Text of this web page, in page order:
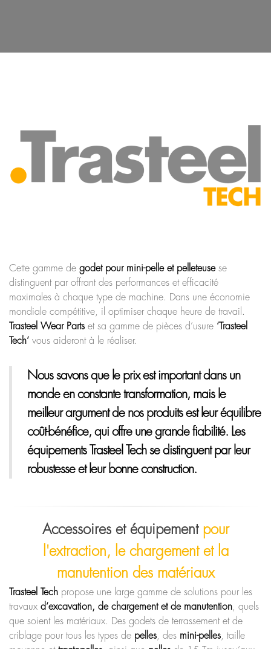
Cette gamme de godet pour mini-pelle et pelleteusese
distinguent par offrant des performances et efficacité
maximales à chaque type de machine. Dans une économie
mondiale compétitive, il optimiser chaque heure de travail.
Trasteel Wear Parts et sa gamme de pièces d’usure ‘Trasteel
Tech’ vous aideront à le réaliser.
Nous savons que le prix est important dans un
monde en constante transformation, mais le
meilleur argument de nos produits est leur équilibre
coût-bénéfice, qui offre une grandefiabilité. Les
équipements Trasteel Tech se distinguent par leur
robustesseet leur bonne construction.
Accessoires et équipement pour
l'extraction, le chargement et la
manutention des matériaux
Trasteel Tech propose une large gamme de solutions pour les
travaux d’excavation, de chargement et de manutention , quels
que soient les matériaux. Des godets de terrassement et de
criblage pour tous les types de pelles , des mini-pelles , taille